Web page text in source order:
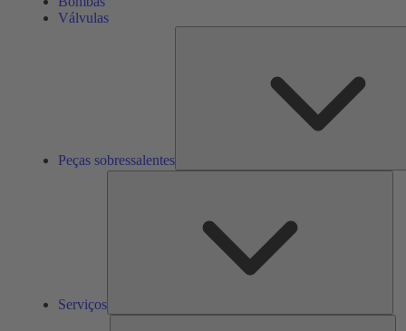
Válvulas
Peças sobressalentes
Serviços